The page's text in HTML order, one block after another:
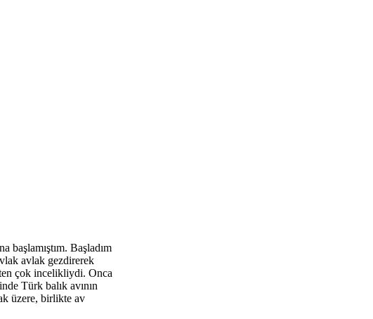
başlamıştım. Başladım
avlak gezdirerek
çok incelikliydi. Onca
Türk balık avının
üzere, birlikte av